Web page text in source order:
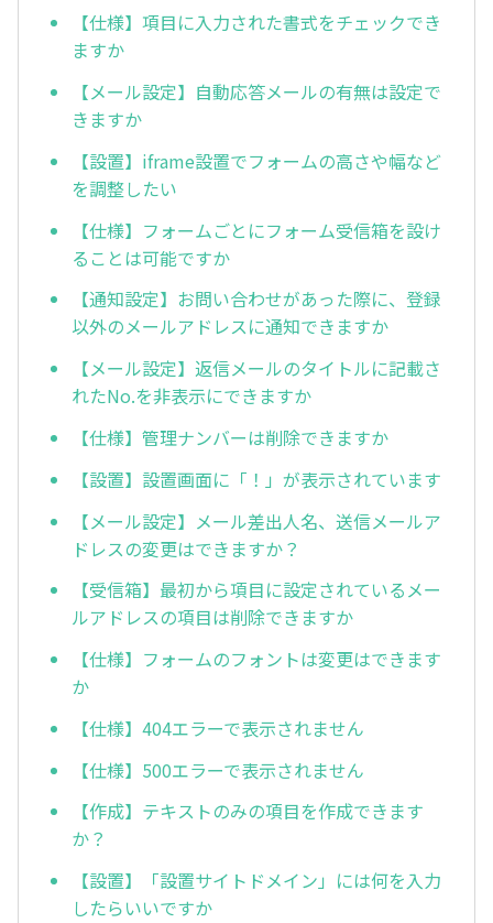
【仕様】項目に入力された書式をチェックでき
ますか
【メール設定】自動応答メールの有無は設定で
きますか
【設置】iframe設置でフォームの高さや幅など
を調整したい
【仕様】フォームごとにフォーム受信箱を設け
ることは可能ですか
【通知設定】お問い合わせがあった際に、登録
以外のメールアドレスに通知できますか
【メール設定】返信メールのタイトルに記載さ
れたNo.を非表示にできますか
【仕様】管理ナンバーは削除できますか
【設置】設置画面に「！」が表示されています
【メール設定】メール差出人名、送信メールア
ドレスの変更はできますか？
【受信箱】最初から項目に設定されているメー
ルアドレスの項目は削除できますか
【仕様】フォームのフォントは変更はできます
か
【仕様】404エラーで表示されません
【仕様】500エラーで表示されません
【作成】テキストのみの項目を作成できます
か？
【設置】「設置サイトドメイン」には何を入力
したらいいですか